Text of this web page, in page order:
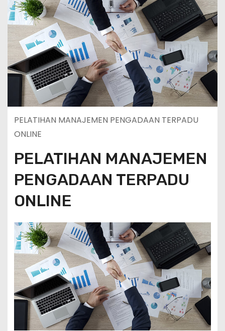
PELATIHAN MANAJEMEN PENGADAAN TERPADU
ONLINE
PELATIHAN MANAJEMEN
PENGADAAN TERPADU
ONLINE